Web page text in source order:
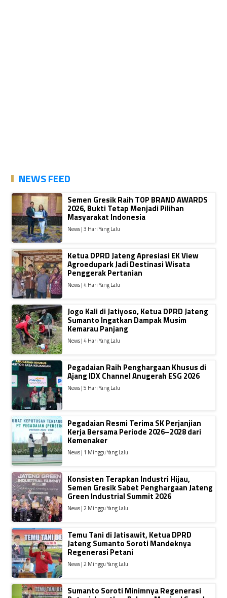
NEWS FEED
Semen Gresik Raih TOP BRAND AWARDS
2026, Bukti Tetap Menjadi Pilihan
Masyarakat Indonesia
News | 3 Hari Yang Lalu
Ketua DPRD Jateng Apresiasi EK View
Agroedupark Jadi Destinasi Wisata
Penggerak Pertanian
News | 4 Hari Yang Lalu
Jogo Kali di Jatiyoso, Ketua DPRD Jateng
Sumanto Ingatkan Dampak Musim
Kemarau Panjang
News | 4 Hari Yang Lalu
Pegadaian Raih Penghargaan Khusus di
Ajang IDX Channel Anugerah ESG 2026
News | 5 Hari Yang Lalu
Pegadaian Resmi Terima SK Perjanjian
Kerja Bersama Periode 2026–2028 dari
Kemenaker
News | 1 Minggu Yang Lalu
Konsisten Terapkan Industri Hijau,
Semen Gresik Sabet Penghargaan Jateng
Green Industrial Summit 2026
News | 2 Minggu Yang Lalu
Temu Tani di Jatisawit, Ketua DPRD
Jateng Sumanto Soroti Mandeknya
Regenerasi Petani
News | 2 Minggu Yang Lalu
Sumanto Soroti Minimnya Regenerasi